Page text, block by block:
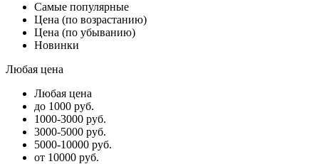
Самые популярные
Цена (по возрастанию)
Цена (по убыванию)
Новинки
Любая цена
Любая цена
до 1000 руб.
1000-3000 руб.
3000-5000 руб.
5000-10000 руб.
от 10000 руб.